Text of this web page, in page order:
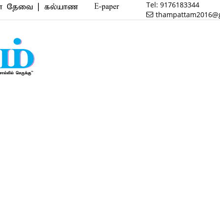
| கல்யாண வரன் | மருத்துவம் | வணிகம் | பைனான்ஸ் |
E-paper Tel: 9176183344